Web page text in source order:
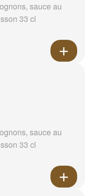
sauce au
33 cl
sauce au
33 cl